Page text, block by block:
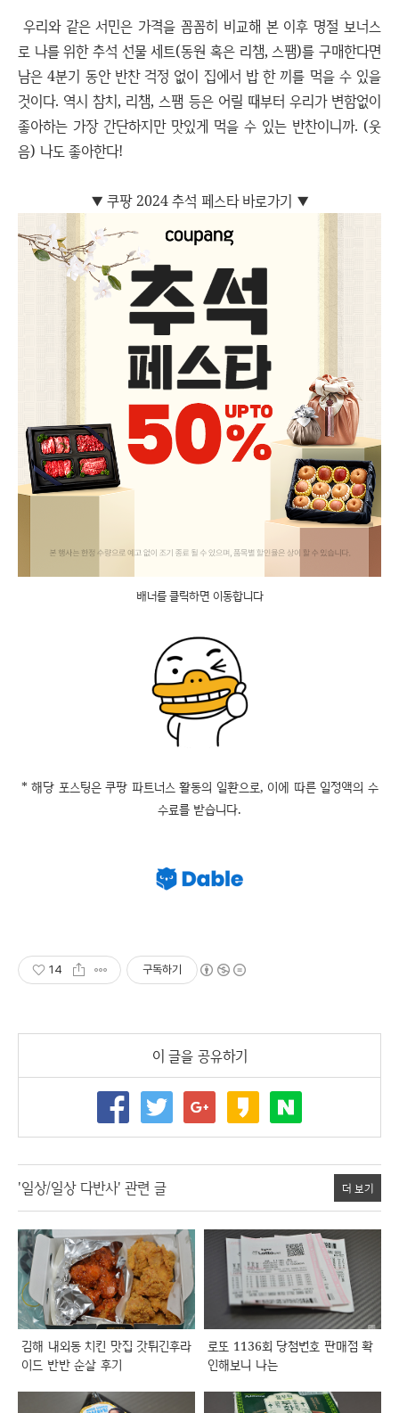
우리와 같은 서민은 가격을 꼼꼼히 비교해 본 이후 명절 보너스
로 나를 위한 추석 선물 세트(동원 혹은 리챔, 스팸)를 구매한다면
남은 4분기 동안 반찬 걱정 없이 집에서 밥 한 끼를 먹을 수 있을
것이다. 역시 참치, 리챔, 스팸 등은 어릴 때부터 우리가 변함없이
좋아하는 가장 간단하지만 맛있게 먹을 수 있는 반찬이니까. (웃
음) 나도 좋아한다!
▼ 쿠팡 2024 추석 페스타 바로가기 ▼
배너를 클릭하면 이동합니다
* 해당 포스팅은 쿠팡 파트너스 활동의 일환으로, 이에 따른 일정액의 수
수료를 받습니다.
14 구독하기
이 글을 공유하기
'일상/일상 다반사' 관련 글 더 보기
김해 내외동 치킨 맛집 갓튀긴후라
이드 반반 순살 후기
로또 1136회 당첨번호 판매점 확
인해보니 나는